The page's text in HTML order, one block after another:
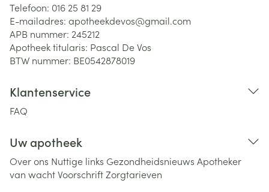
Telefoon: 016 25 81 29
E-mailadres: apotheekdevos@gmail.com
APB nummer: 245212
Apotheek titularis: Pascal De Vos
BTW nummer: BE0542878019
Klantenservice
FAQ
Uw apotheek
Over ons Nuttige links Gezondheidsnieuws Apotheker
van wachtVoorschriftZorgtarieven